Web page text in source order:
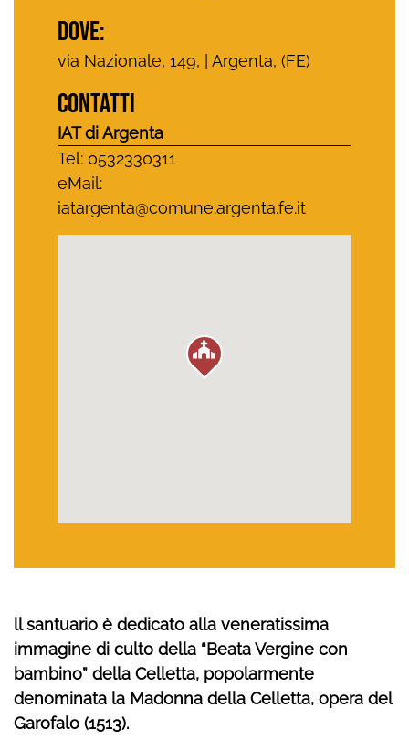
DOVE:
via Nazionale, 149, | Argenta, (FE)
CONTATTI
IAT di Argenta
Tel: 0532330311
eMail:
iatargenta@comune.argenta.fe.it
ll santuario è dedicato alla veneratissima
immagine di culto della “Beata Vergine con
bambino” della Celletta, popolarmente
denominata la Madonna della Celletta, opera del
Garofalo (1513).